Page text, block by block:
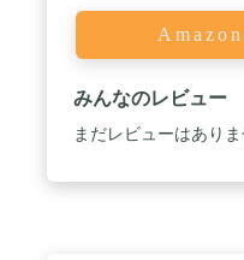
みんなのレビュー
まだレビューはあり